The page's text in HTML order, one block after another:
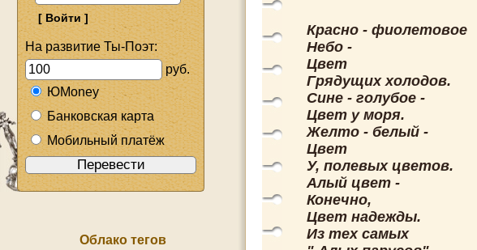
На развитие Ты-Поэт:
руб.
ЮMoney
Банковская карта
Мобильный платёж
Облако тегов
Красно - фиолетовое
Небо -
Цвет
Грядущих холодов.
Сине - голубое -
Цвет у моря.
Желто - белый -
Цвет
У, полевых цветов.
Алый цвет -
Конечно,
Цвет надежды.
Из тех самых